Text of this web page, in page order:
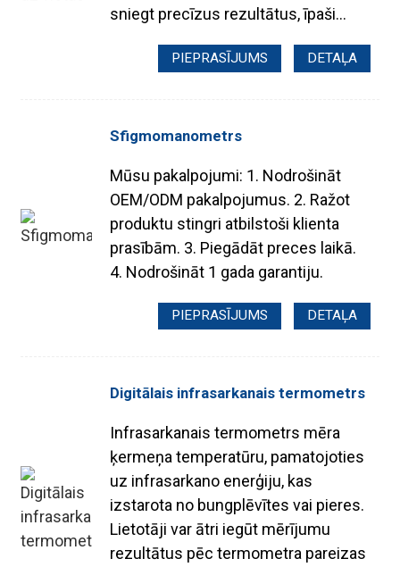
sniegt precīzus rezultātus, īpaši...
PIEPRASĪJUMS DETAĻA
Sfigmomanometrs
Mūsu pakalpojumi: 1. Nodrošināt
OEM/ODM pakalpojumus. 2. Ražot
produktu stingri atbilstoši klienta
prasībām. 3. Piegādāt preces laikā.
4. Nodrošināt 1 gada garantiju.
PIEPRASĪJUMS DETAĻA
Digitālais infrasarkanais termometrs
Infrasarkanais termometrs mēra
ķermeņa temperatūru, pamatojoties
uz infrasarkano enerģiju, kas
izstarota no bungplēvītes vai pieres.
Lietotāji var ātri iegūt mērījumu
rezultātus pēc termometra pareizas